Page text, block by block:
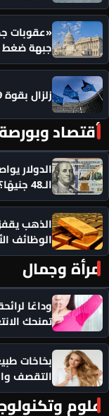
«عقوبات
جبهة ضغط
زلزال بقوة 4.9 درجة يضرب إقليم سيشوان الصيني
أقتصاد
الدولار
الـ48 جنيهًا؟
الذهب
الوظائف
مرأة وجمال
تمنحك
بخاخات
التقصف
علوم